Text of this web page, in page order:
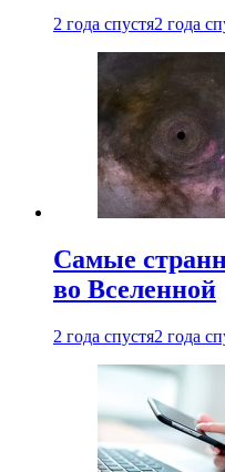
2 года спустя2 года
Самые
во Вселенной
2 года спустя2 года